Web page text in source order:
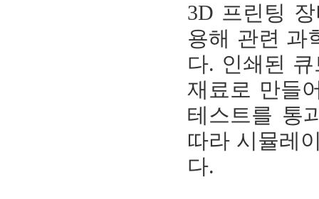
3D 프린팅
용해 관련 과
다. 인쇄된
재료로 만들
테스트를 통
따라 시뮬레
다.